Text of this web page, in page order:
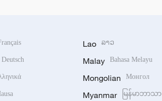
Deutsch
Lao ລາວ
Malay Bahasa Melayu
Mongolian Монгол
Myanmar မြန်မာဘာသာ